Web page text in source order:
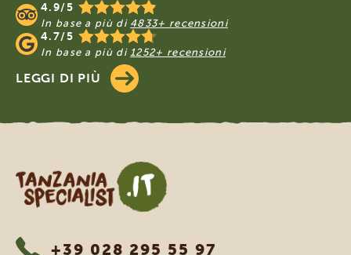
4.9/5
In base a più di 4833+ recensioni
4.7/5
In base a più di1252+ recensioni
LEGGI DI PIÙ
Tanzania Specialist
+39 028 295 55 97